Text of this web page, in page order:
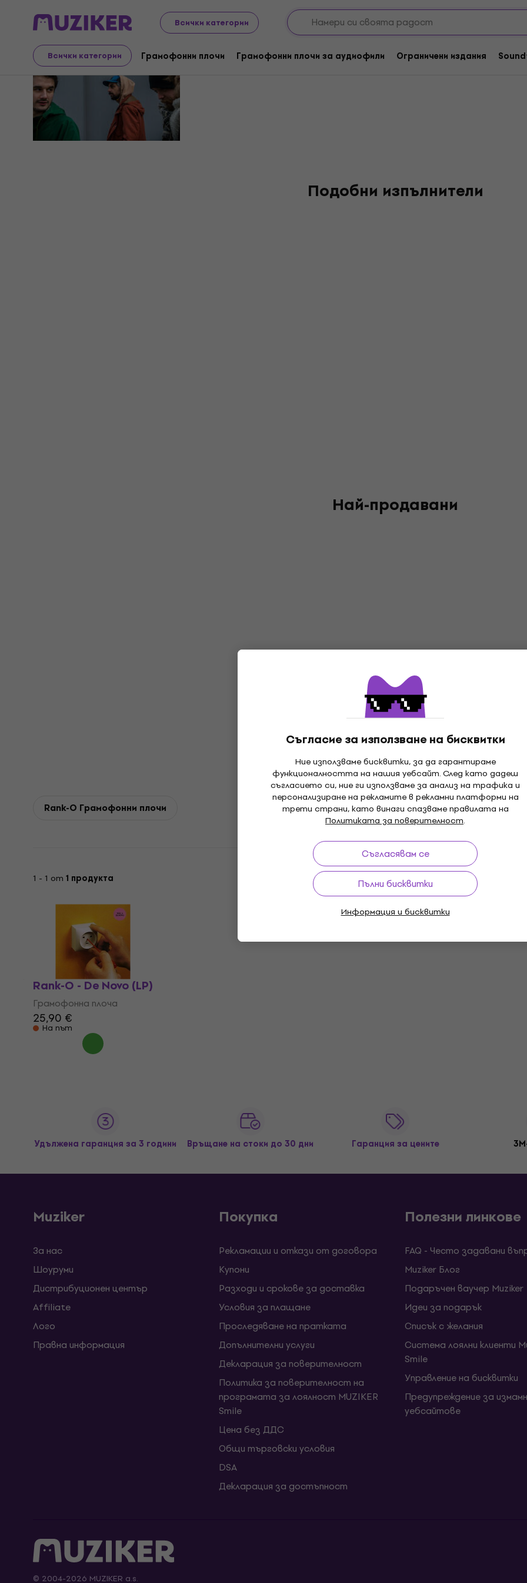
Всички категории
Всички категории Грамофонни плочи Грамофонни плочи за аудиофили Ограничени издания
Съгласие за използване на бисквитки
Ние използваме бисквитки, за да гарантираме
функционалността на нашия уебсайт. След като дадеш
съгласието си, ние ги използваме за анализ на трафика и
персонализиране на рекламите в рекламни платформи на
трети страни, като винаги спазваме правилата на
Политиката за поверителност.
Съгласявам се
Пълни бисквитки
Информация и бисквитки
Rank-O
Подобни изпълнители
Най-продавани
Rank-O Грамофонни плочи
1 - 1 от 1 продукта
Rank-O - De Novo (LP)
Грамофонна плоча
25,90 €
На път
Удължена гаранция за 3 години Връщане на стоки до 30 дни Гаранция за цените
Muziker
За нас
Шоуруми
Дистрибуционен център
Affiliate
Лого
Правна информация
Покупка
Рекламации и откази от договора
Kупони
Разходи и срокове за доставка
Условия за плащане
Проследяване на пратката
Допълнителни услуги
Декларация за поверителност
Политика за поверителност на
програмата за лоялност MUZIKER
Smile
Цена без ДДС
Общи търговски условия
DSA
Декларация за достъпност
Полезни линкове
FAQ - Често задавани
Muziker Блог
Подаръчен ваучер Muziker
Идеи за подарък
Списък с желания
Система лоялни клиенти
Smile
Управление на бисквитки
Предупреждение за
уебсайтове
© 2004-2026 MUZIKER a.s.